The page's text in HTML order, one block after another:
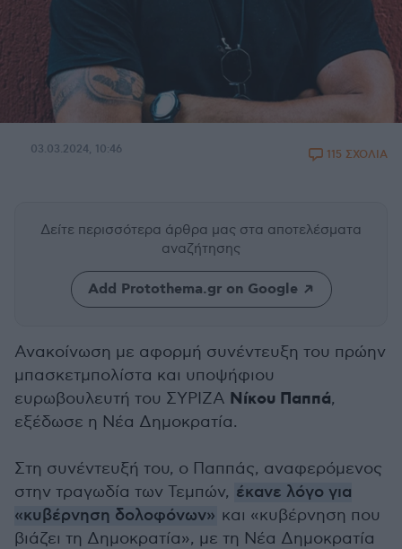
03.03.2024, 10:46 115 ΣΧΟΛΙΑ
Δείτε περισσότερα άρθρα μας στα αποτελέσματα
αναζήτησης
Add Protothema.gr on Google
Ανακοίνωση με αφορμή συνέντευξη του πρώην
μπασκετμπολίστα και υποψήφιου
ευρωβουλευτή του ΣΥΡΙΖΑ Νίκου Παππά,
εξέδωσε η Νέα Δημοκρατία.
Στη συνέντευξή του, ο Παππάς, αναφερόμενος
στην τραγωδία των Τεμπών, έκανε λόγο για
«κυβέρνηση δολοφόνων» και «κυβέρνηση που
βιάζει τη Δημοκρατία», με τη Νέα Δημοκρατία